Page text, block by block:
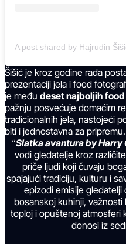
Šišić je kroz godine rada
prezentaciji jela i food
je među deset najboljih
pažnju posvećuje domaćim
tradicionalnih jela, nastojeći
biti i jednostavna za pripremu.
“Slatka avantura by Harry
vodi gledatelje kroz
priče ljudi koji čuvaju
spajajući tradiciju, kulturu i
epizodi emisije gledatelji
bosanskoj kuhinji, važnosti
toploj i opuštenoj atmosferi
donosi iz